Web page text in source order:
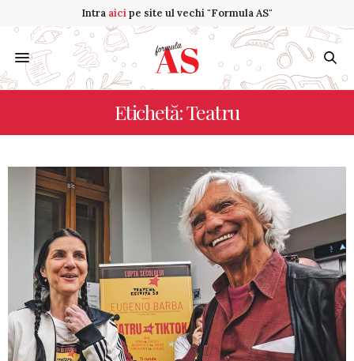
Intra aicipe site ul vechi "Formula AS"
Etichetă: Teatru